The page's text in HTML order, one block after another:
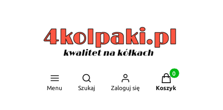
Menu
Otwórz wyszukiwarkę
Szukaj Zaloguj się
Produkty w
Koszyk